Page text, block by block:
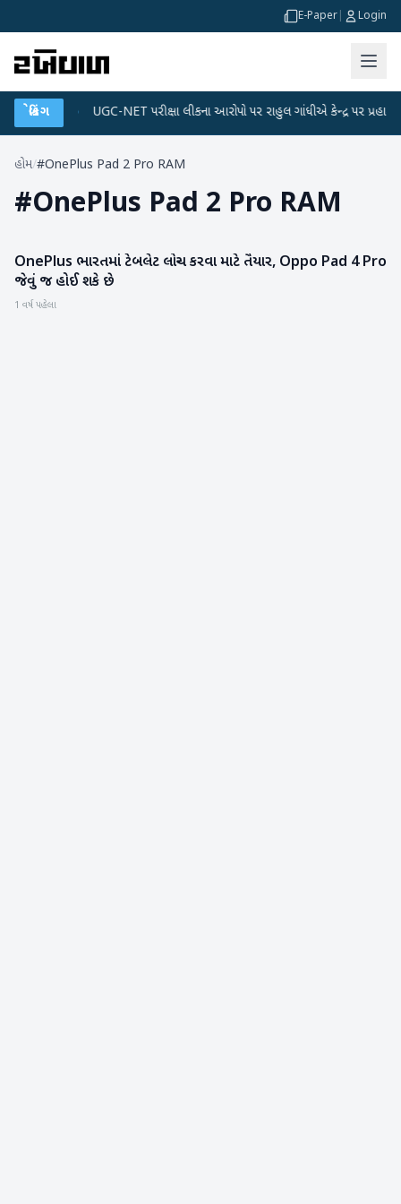
E-Paper Login
બ્રેકિંગ
પ્લાન UGC-NET પરીક્ષા લીકના આરોપો પર રાહુલ ગાંધીએ કેન્દ્ર પર પ્રહાર કર્યા
હોમ/#OnePlus Pad 2 Pro RAM
#OnePlus Pad 2 Pro RAM
ગેજેટ
OnePlus ભારતમાં ટેબલેટ લોન્ચ કરવા માટે તૈયાર, Oppo Pad 4 Pro
જેવું જ હોઈ શકે છે
1 વર્ષ પહેલા